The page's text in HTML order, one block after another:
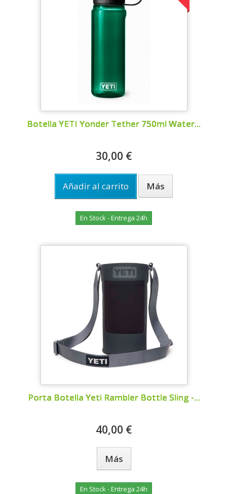
Botella YETI Yonder Tether 750ml Water...
30,00 €
Añadir al carrito Más
En Stock - Entrega 24h
Porta Botella Yeti Rambler Bottle Sling -...
40,00 €
Más
En Stock - Entrega 24h